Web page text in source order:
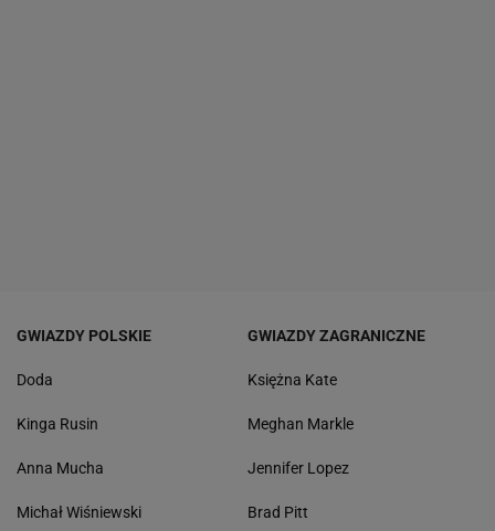
GWIAZDY POLSKIE
Doda
Kinga Rusin
Anna Mucha
Michał Wiśniewski
GWIAZDY ZAGRANICZNE
Księżna Kate
Meghan Markle
Jennifer Lopez
Brad Pitt